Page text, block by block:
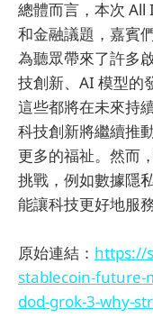
總體而言，本次 All
和金融議題，嘉賓
為聽眾帶來了許多
技創新、AI 模型的
這些都將在未來持
科技創新將繼續推
更多的福祉。然而
挑戰，例如數據隱
能讓科技更好地服
原始連結： https://
stablecoin-future-
dod-grok-3-why-